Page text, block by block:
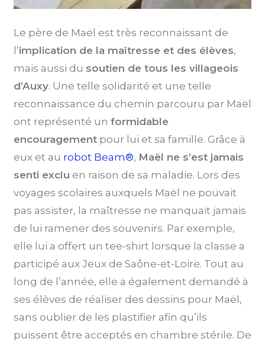
Le père de Maël est très reconnaissant de
l’implication de la maîtresse et des élèves,
mais aussi du soutien de tous les villageois
d’Auxy. Une telle solidarité et une telle
reconnaissance du chemin parcouru par Maël
ont représenté un formidable
encouragementpour lui et sa famille. Grâce à
eux et au robot Beam®, Maël ne s’est jamais
senti exclu en raison de sa maladie. Lors des
voyages scolaires auxquels Maël ne pouvait
pas assister, la maîtresse ne manquait jamais
de lui ramener des souvenirs. Par exemple,
elle lui a offert un tee-shirt lorsque la classe a
participé aux Jeux de Saône-et-Loire. Tout au
long de l’année, elle a également demandé à
ses élèves de réaliser des dessins pour Maël,
sans oublier de les plastifier afin qu’ils
puissent être acceptés en chambre stérile. De